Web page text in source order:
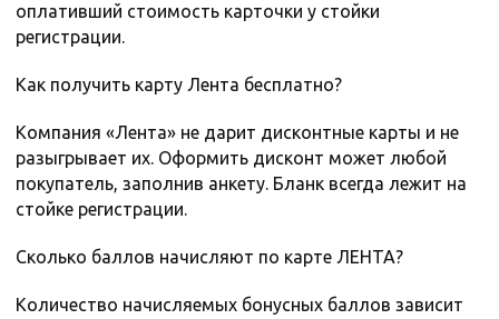
оплативший стоимость карточки у стойки
регистрации.
Как получить карту Лента бесплатно?
Компания «Лента» не дарит дисконтные карты и не
разыгрывает их. Оформить дисконт может любой
покупатель, заполнив анкету. Бланк всегда лежит на
стойке регистрации.
Сколько баллов начисляют по карте ЛЕНТА?
Количество начисляемых бонусных баллов зависит